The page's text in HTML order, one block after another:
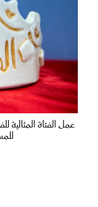
عمل الفتاة المثالية